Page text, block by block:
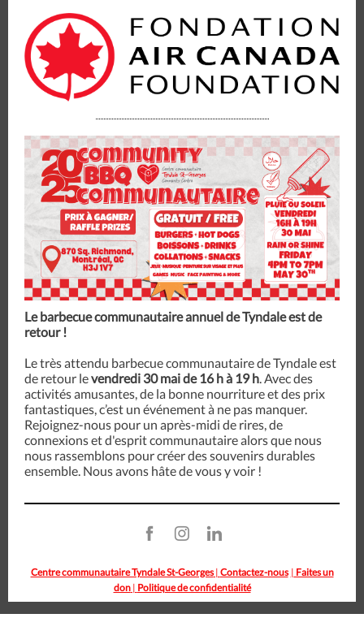
Le barbecue communautaire annuel de Tyndale est de
retour !
Le très attendu barbecue communautaire de Tyndale est
de retour levendredi 30 mai de 16 h à 19 h. Avec des
activités amusantes, de la bonne nourriture et des prix
fantastiques, c’est un événement à ne pas manquer.
Rejoignez-nous pour un après-midi de rires, de
connexions et d'esprit communautaire alors que nous
nous rassemblons pour créer des souvenirs durables
ensemble. Nous avons hâte de vous y voir !
Centre communautaire Tyndale St-Georges| Contactez-nous | Faites un
don| Politique de confidentialité